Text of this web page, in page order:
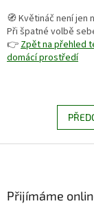
🧭 Květináč není jen
Při špatné volbě
👉 Zpět na přehled
domácí prostředí
Přijímáme